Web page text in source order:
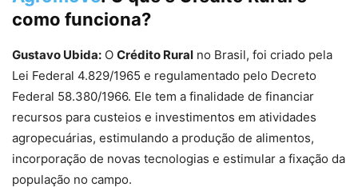
como funciona?
Gustavo Ubida: O Crédito Rural no Brasil, foi criado pela
Lei Federal 4.829/1965 e regulamentado pelo Decreto
Federal 58.380/1966. Ele tem a finalidade de financiar
recursos para custeios e investimentos em atividades
agropecuárias, estimulando a produção de alimentos,
incorporação de novas tecnologias e estimular a fixação da
população no campo.